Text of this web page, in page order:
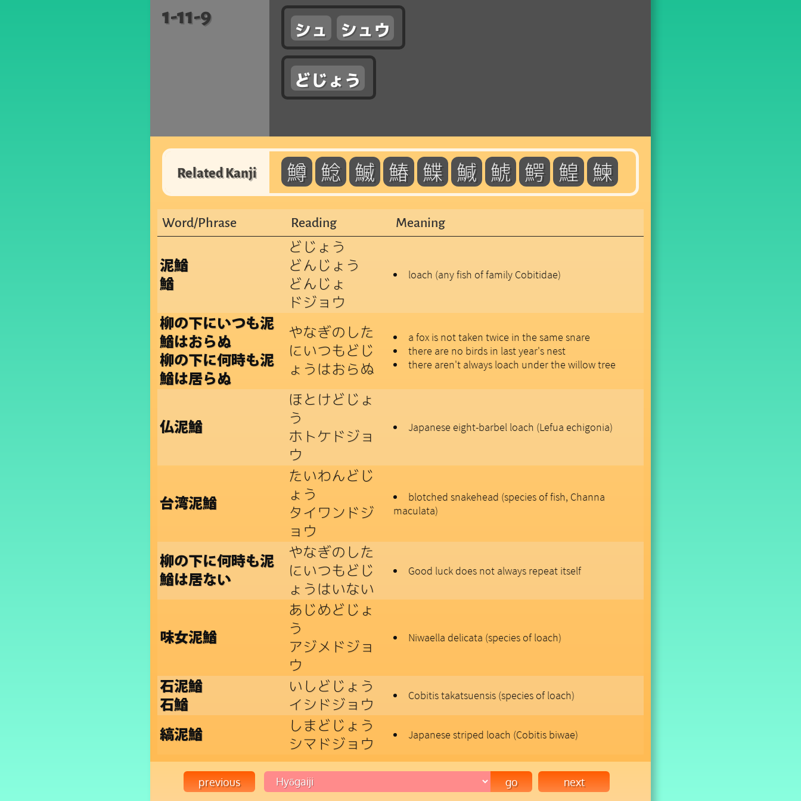
1-11-9
シュ シュウ
どじょう
Related Kanji 鱒 鯰 鰄 鰆 鰈 鰔 鯱 鰐 鰉 鰊
Word/Phrase Reading Meaning
泥鰌
鰌
どじょう
どんじょう
どんじょ
ドジョウ
loach (any fish of family Cobitidae)
柳の下にいつも泥
鰌はおらぬ
柳の下に何時も泥
鰌は居らぬ
やなぎのした
にいつもどじ
ょうはおらぬ
a fox is not taken twice in the same snare
there are no birds in last year's nest
there aren't always loach under the willow tree
仏泥鰌
ほとけどじょ
う
ホトケドジョ
ウ
Japanese eight-barbel loach (Lefua echigonia)
台湾泥鰌
たいわんどじ
ょう
タイワンドジ
ョウ
blotched snakehead (species of fish, Channa
maculata)
柳の下に何時も泥
鰌は居ない
やなぎのした
にいつもどじ
ょうはいない
Good luck does not always repeat itself
味女泥鰌
あじめどじょ
う
アジメドジョ
ウ
Niwaella delicata (species of loach)
石泥鰌
石鰌
いしどじょう
イシドジョウ
Cobitis takatsuensis (species of loach)
縞泥鰌
しまどじょう
シマドジョウ
Japanese striped loach (Cobitis biwae)